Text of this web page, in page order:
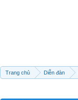
Trang chủ Diễn đàn